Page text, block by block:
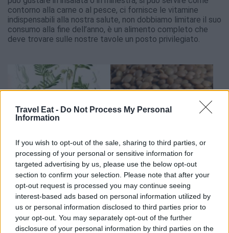
Travel Eat - Do Not Process My Personal
Information
If you wish to opt-out of the sale, sharing to third parties, or
processing of your personal or sensitive information for
targeted advertising by us, please use the below opt-out
section to confirm your selection. Please note that after your
opt-out request is processed you may continue seeing
interest-based ads based on personal information utilized by
us or personal information disclosed to third parties prior to
your opt-out. You may separately opt-out of the further
disclosure of your personal information by third parties on the
contorno alla carne o al pesce, ci fornisce le vitamine
indispensabili alla nostra salute, non dobbiamo limitare il suo
consumo alla fine dell’anno, è un alimento completo che
deve trovare sulle nostre tavole un posto privilegiato.